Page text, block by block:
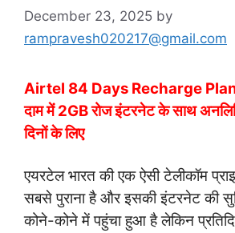
December 23, 2025 by
rampravesh020217@gmail.com
Airtel 84 Days Recharge
दाम में 2GB रोज इंटरनेट के साथ
दिनों के लिए
एयरटेल भारत की एक ऐसी टेलीकॉम
सबसे पुराना है और इसकी इंटरनेट की
कोने-कोने में पहुंचा हुआ है लेकिन